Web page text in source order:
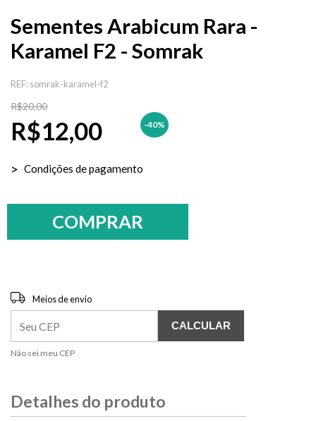
Sementes Arabicum Rara -
Karamel F2 - Somrak
REF: somrak-karamel-f2
R$20,00
R$12,00 -40%
Condições de pagamento
Entregas para o CEP:
Meios de envio
CALCULAR
Não sei meu CEP
Detalhes do produto